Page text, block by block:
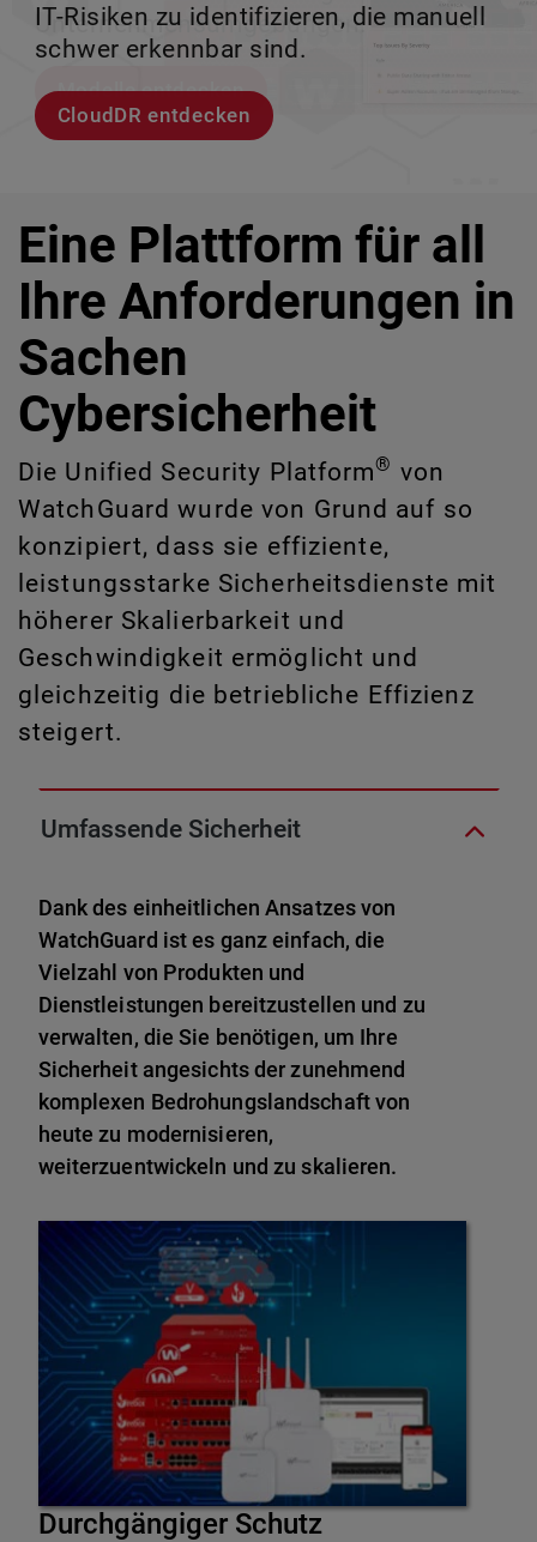
Unternehmensumgebungen.
Modelle entdecken
IT-Risiken zu identifizieren, die manuell
schwer erkennbar sind.
CloudDR entdecken
zu verlieren.
Lernen Sie Rai kennen
ermöglicht.
Lernen Sie WatchGuard EDR kennen
Eine Plattform für all
Ihre Anforderungen in
Sachen
Cybersicherheit
Die Unified Security Platform® von
WatchGuard wurde von Grund auf so
konzipiert, dass sie effiziente,
leistungsstarke Sicherheitsdienste mit
höherer Skalierbarkeit und
Geschwindigkeit ermöglicht und
gleichzeitig die betriebliche Effizienz
steigert.
Umfassende Sicherheit
Dank des einheitlichen Ansatzes von
WatchGuard ist es ganz einfach, die
Vielzahl von Produkten und
Dienstleistungen bereitzustellen und zu
verwalten, die Sie benötigen, um Ihre
Sicherheit angesichts der zunehmend
komplexen Bedrohungslandschaft von
heute zu modernisieren,
weiterzuentwickeln und zu skalieren.
Durchgängiger Schutz